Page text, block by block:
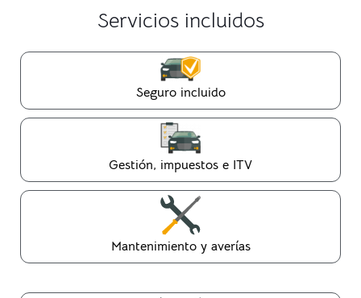
Servicios incluidos
Seguro incluido
Gestión, impuestos e ITV
Mantenimiento y averías